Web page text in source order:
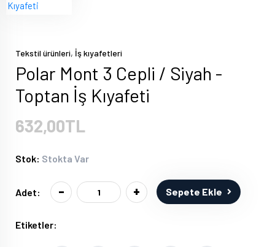
Tekstil ürünleri, İş kıyafetleri
Polar Mont 3 Cepli / Siyah -
Toptan İş Kıyafeti
632,00TL
Stok: Stokta Var
Adet: - + Sepete Ekle
Etiketler: